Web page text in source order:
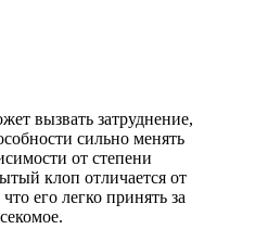
вызвать затруднение,
сильно менять
от степени
клоп отличается от
его легко принять за